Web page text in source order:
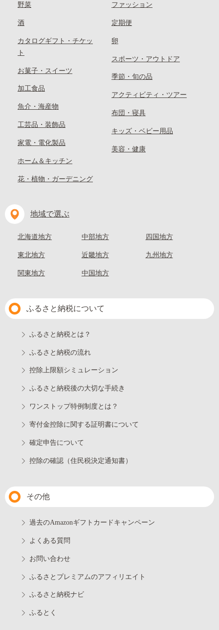
野菜
酒
カタログギフト・チケッ
ト
お菓子・スイーツ
加工食品
魚介・海産物
工芸品・装飾品
家電・電化製品
ホーム＆キッチン
花・植物・ガーデニング
ファッション
定期便
卵
スポーツ・アウトドア
季節・旬の品
アクティビティ・ツアー
布団・寝具
キッズ・ベビー用品
美容・健康
地域で選ぶ
北海道地方
東北地方
関東地方
中部地方
近畿地方
中国地方
四国地方
九州地方
ふるさと納税について
ふるさと納税とは？
ふるさと納税の流れ
控除上限額シミュレーション
ふるさと納税後の大切な手続き
ワンストップ特例制度とは？
寄付金控除に関する証明書について
確定申告について
控除の確認（住民税決定通知書）
その他
過去のAmazonギフトカードキャンペーン
よくある質問
お問い合わせ
ふるさとプレミアムのアフィリエイト
ふるさと納税ナビ
ふるとく